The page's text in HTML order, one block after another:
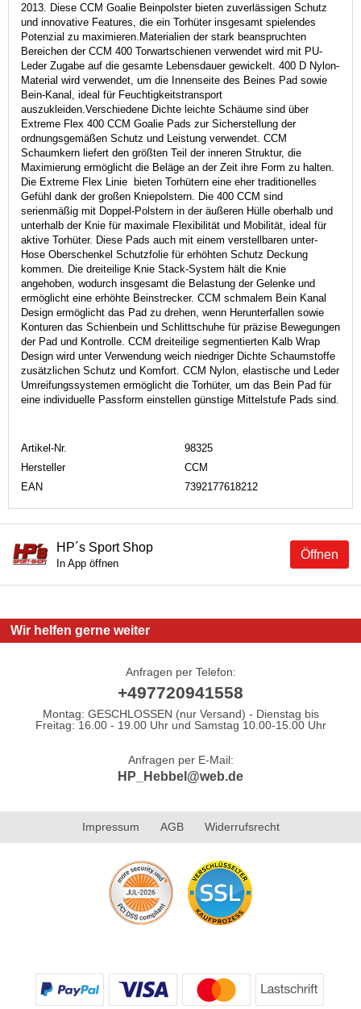
2013. Diese CCM Goalie Beinpolster bieten zuverlässigen Schutz
und innovative Features, die ein Torhüter insgesamt spielendes
Potenzial zu maximieren.Materialien der stark beanspruchten
Bereichen der CCM 400 Torwartschienen verwendet wird mit PU-
Leder Zugabe auf die gesamte Lebensdauer gewickelt. 400 D Nylon-
Material wird verwendet, um die Innenseite des Beines Pad sowie
Bein-Kanal, ideal für Feuchtigkeitstransport
auszukleiden.Verschiedene Dichte leichte Schäume sind über
Extreme Flex 400 CCM Goalie Pads zur Sicherstellung der
ordnungsgemäßen Schutz und Leistung verwendet. CCM
Schaumkern liefert den größten Teil der inneren Struktur, die
Maximierung ermöglicht die Beläge an der Zeit ihre Form zu halten.
Die Extreme Flex Linie bieten Torhütern eine eher traditionelles
Gefühl dank der großen Kniepolstern. Die 400 CCM sind
serienmäßig mit Doppel-Polstern in der äußeren Hülle oberhalb und
unterhalb der Knie für maximale Flexibilität und Mobilität, ideal für
aktive Torhüter. Diese Pads auch mit einem verstellbaren unter-
Hose Oberschenkel Schutzfolie für erhöhten Schutz Deckung
kommen. Die dreiteilige Knie Stack-System hält die Knie
angehoben, wodurch insgesamt die Belastung der Gelenke und
ermöglicht eine erhöhte Beinstrecker. CCM schmalem Bein Kanal
Design ermöglicht das Pad zu drehen, wenn Herunterfallen sowie
Konturen das Schienbein und Schlittschuhe für präzise Bewegungen
der Pad und Kontrolle. CCM dreiteilige segmentierten Kalb Wrap
Design wird unter Verwendung weich niedriger Dichte Schaumstoffe
zusätzlichen Schutz und Komfort. CCM Nylon, elastische und Leder
Umreifungssystemen ermöglicht die Torhüter, um das Bein Pad für
eine individuelle Passform einstellen günstige Mittelstufe Pads sind.
Artikel-Nr.
98325
Hersteller
CCM
EAN
7392177618212
Öffnen
HP´s Sport Shop
In App öffnen
Wir helfen gerne weiter
Anfragen per Telefon:
+497720941558
Montag: GESCHLOSSEN (nur Versand) - Dienstag bis
Freitag: 16.00 - 19.00 Uhr und Samstag 10.00-15.00 Uhr
Anfragen per E-Mail:
HP_Hebbel@web.de
Impressum AGB Widerrufsrecht